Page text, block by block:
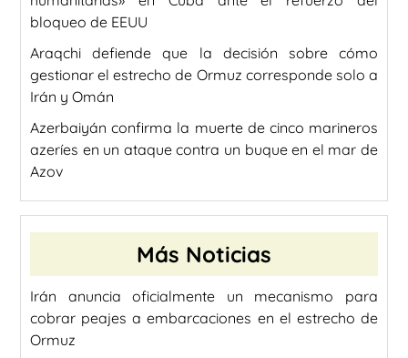
bloqueo de EEUU
Araqchi defiende que la decisión sobre cómo
gestionar el estrecho de Ormuz corresponde solo a
Irán y Omán
Azerbaiyán confirma la muerte de cinco marineros
azeríes en un ataque contra un buque en el mar de
Azov
Más Noticias
Irán anuncia oficialmente un mecanismo para
cobrar peajes a embarcaciones en el estrecho de
Ormuz